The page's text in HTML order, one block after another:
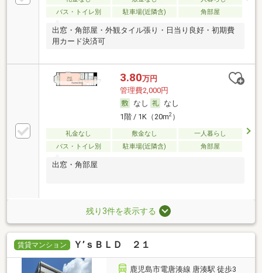
バス・トイレ別
駐車場(近隣含) 角部屋
出窓・角部屋・外観タイル張り・日当り良好・初期費
用カード決済可
3.80万円
管理費2,000円
なし
なし
1階 / 1K（20m2）
礼金なし 敷金なし
一人暮らし
バス・トイレ別
駐車場(近隣含) 角部屋
出窓・角部屋
残り3件を表示する
賃貸マンション Ｙ’ｓＢＬＤ ２１
鹿児島市電唐湊線 唐湊駅 徒歩3